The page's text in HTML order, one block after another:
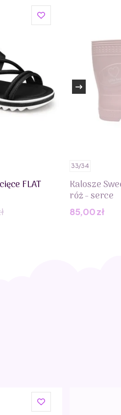
Każdy but jest
szczegóły przez
Doskonale
wspierana, a
FLAT
33/34
Kalosze
róż - serce
85,00zł